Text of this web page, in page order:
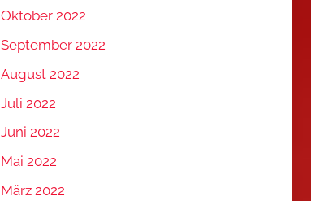
Oktober 2022
September 2022
August 2022
Juli 2022
Juni 2022
Mai 2022
März 2022